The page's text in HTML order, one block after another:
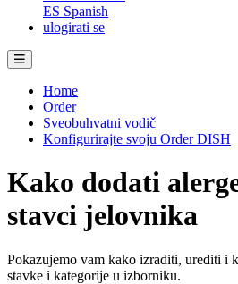
ES Spanish
ulogirati se
Home
Order
Sveobuhvatni vodič
Konfigurirajte svoju Order DISH
Kako dodati
stavci jelovnika
Pokazujemo vam kako izraditi, urediti i
stavke i kategorije u izborniku.